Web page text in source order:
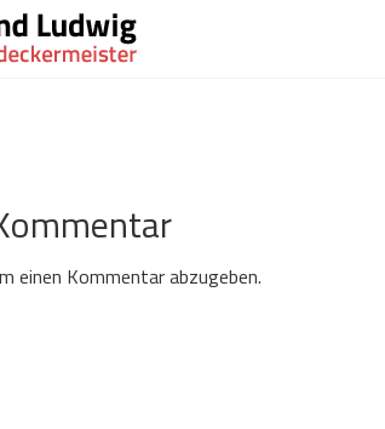
einen Kommentar abzugeben.